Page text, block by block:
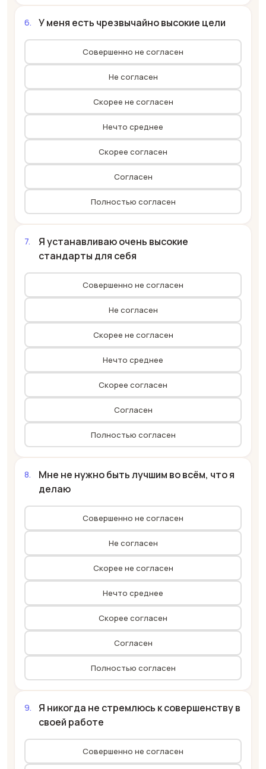
У меня есть чрезвычайно высокие цели
Совершенно не согласен
Не согласен
Скорее не согласен
Нечто среднее
Скорее согласен
Согласен
Полностью согласен
Я устанавливаю очень высокие
стандарты для себя
Совершенно не согласен
Не согласен
Скорее не согласен
Нечто среднее
Скорее согласен
Согласен
Полностью согласен
Мне не нужно быть лучшим во всём, что я
делаю
Совершенно не согласен
Не согласен
Скорее не согласен
Нечто среднее
Скорее согласен
Согласен
Полностью согласен
Я никогда не стремлюсь к совершенству в
своей работе
Совершенно не согласен